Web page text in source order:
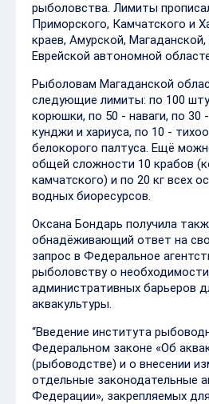
рыболовства. Лимиты
Приморского, Камчатского и
краев, Амурской, Магаданской,
Еврейской автономной
Рыболовам Магаданской
следующие лимиты: по 100
корюшки, по 50 - наваги, по 30
кунджи и хариуса, по 10 -
белокорого палтуса. Ещё
общей сложности 10 крабов
камчатского) и по 20 кг всех
водных биоресурсов.
Оксана Бондарь получила
обнадёживающий ответ на
запрос в Федеральное
рыболовству о
административных барьеров
аквакультуры.
“Введение института
Федеральном законе «Об
(рыбоводстве) и о внесении
отдельные законодательные
Федерации», закрепляемых